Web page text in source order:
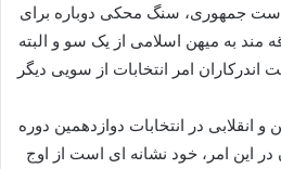
جمهوری، سنگ محکی دوباره برای
مند به میهن اسلامی از یک سو و البته
امر انتخابات از سویی دیگر
در انتخابات دوازدهمین دوره
این امر، خود نشانه ای است از اوج